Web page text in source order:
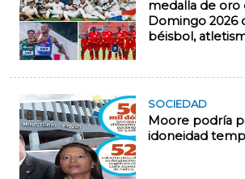
medalla de oro
Domingo 2026
béisbol,
SOCIEDAD
Moore podría
idoneidad